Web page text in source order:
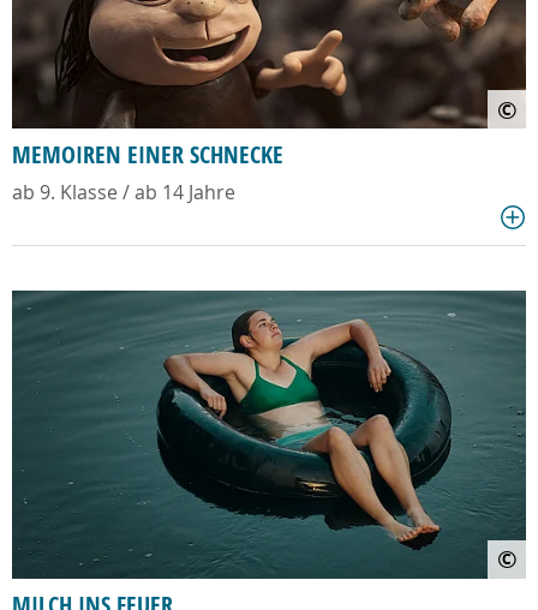
©
MEMOIREN EINER SCHNECKE
ab 9. Klasse / ab 14 Jahre
©